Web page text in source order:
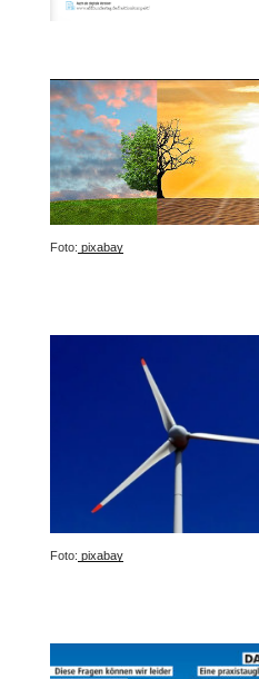
Foto: pixabay
Foto: pixabay